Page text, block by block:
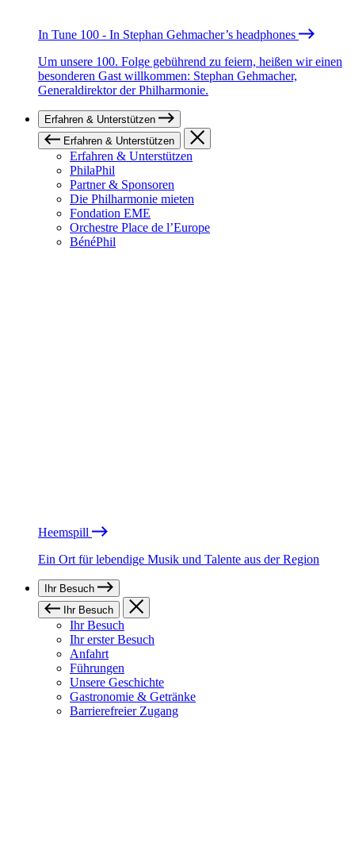
In Tune 100 - In Stephan Gehmacher’s headphones
Um unsere 100. Folge gebührend zu feiern, heißen wir einen
besonderen Gast willkommen: Stephan Gehmacher,
Generaldirektor der Philharmonie.
Erfahren & Unterstützen
Erfahren & Unterstützen
Erfahren & Unterstützen
PhilaPhil
Partner & Sponsoren
Die Philharmonie mieten
Fondation EME
Orchestre Place de l’Europe
BénéPhil
Heemspill
Ein Ort für lebendige Musik und Talente aus der Region
Ihr Besuch
Ihr Besuch
Ihr Besuch
Ihr erster Besuch
Anfahrt
Führungen
Unsere Geschichte
Gastronomie & Getränke
Barrierefreier Zugang